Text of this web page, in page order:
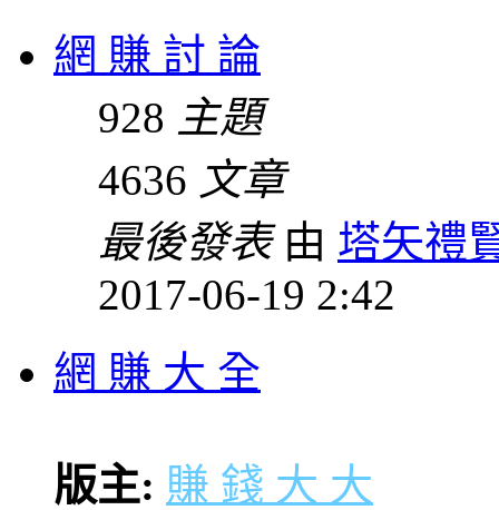
網 賺 討 論
928 主題
4636 文章
最後發表由 塔矢禮
2017-06-19 2:42
網 賺 大 全
版主: 賺 錢 大 大